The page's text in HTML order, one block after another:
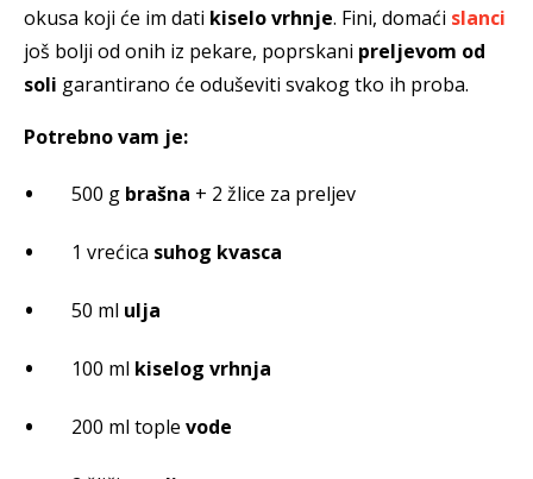
okusa koji će im dati kiselo vrhnje. Fini, domaći slanci
još bolji od onih iz pekare, poprskani preljevom od
soli garantirano će oduševiti svakog tko ih proba.
Potrebno vam je:
500 g brašna + 2 žlice za preljev
1 vrećica suhog kvasca
50 ml ulja
100 ml kiselog vrhnja
200 ml tople vode